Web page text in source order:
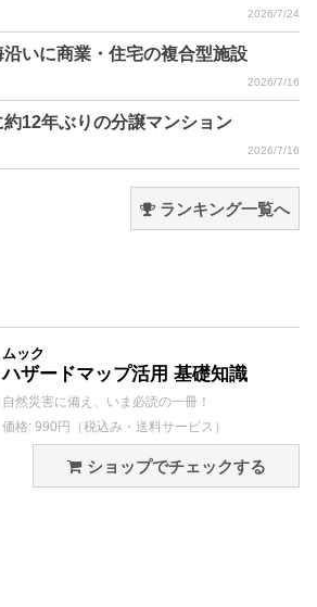
2026/7/24
いに商業・住宅の複合型施設
2026/7/16
12年ぶりの分譲マンション
2026/7/16
ランキング一覧へ
ムック
ハザードマップ活用 基礎知識
自然災害に備え、いま必読の一冊！
価格: 990円（税込み・送料サービス）
ショップでチェックする